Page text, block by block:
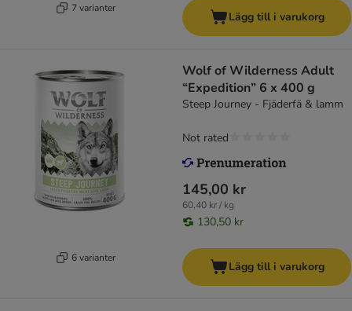
7 varianter
Lägg till i varukorg
6 varianter
Wolf of Wilderness Adult
“Expedition” 6 x 400 g
Steep Journey - Fjäderfä & lamm
145,00 kr
60,40 kr / kg
130,50 kr
Not rated
Lägg till i varukorg